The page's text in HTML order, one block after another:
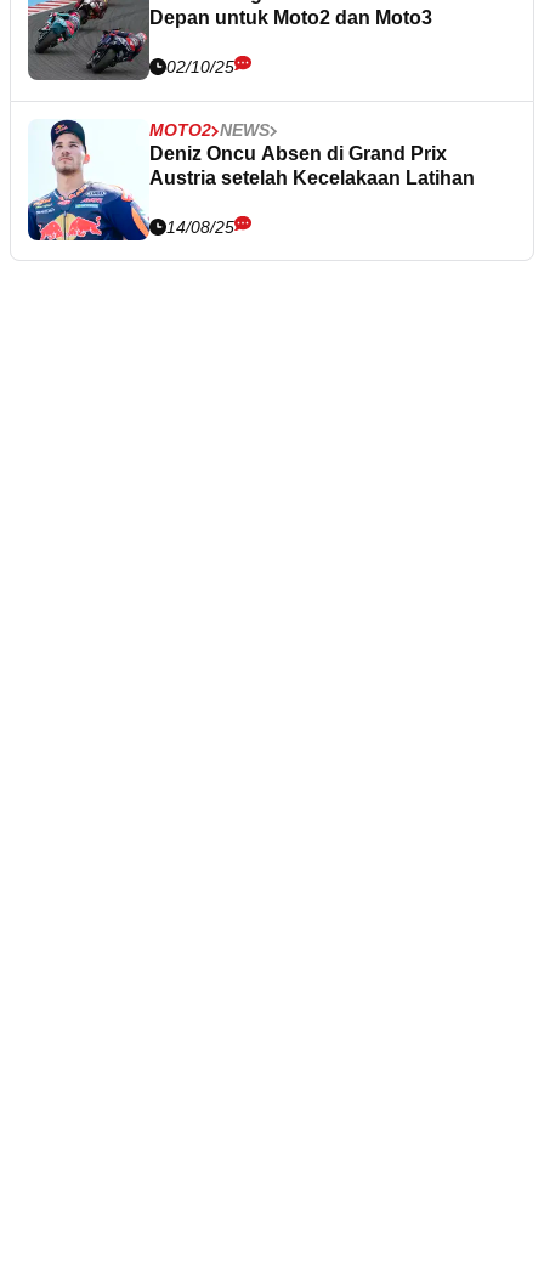
Depan untuk Moto2 dan Moto3
02/10/25
MOTO2 NEWS
Deniz Oncu Absen di Grand Prix
Austria setelah Kecelakaan Latihan
14/08/25